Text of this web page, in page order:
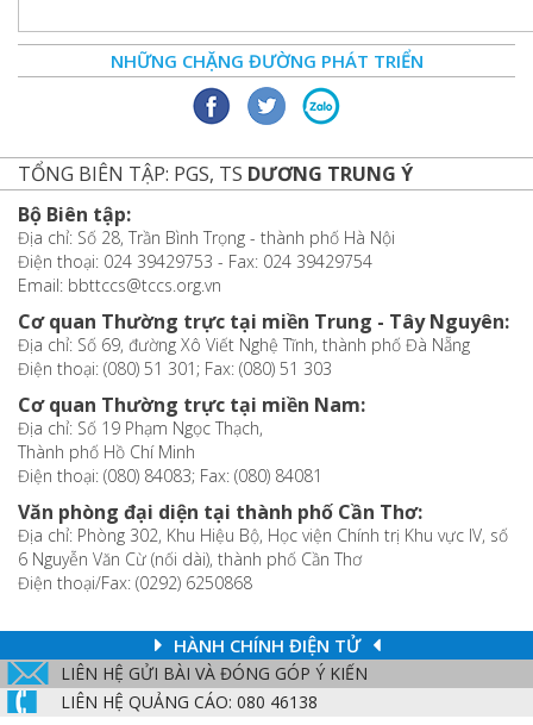
NHỮNG CHẶNG ĐƯỜNG PHÁT TRIỂN
TỔNG BIÊN TẬP: PGS, TS DƯƠNG TRUNG Ý
Bộ Biên tập:
Địa chỉ: Số 28, Trần Bình Trọng - thành phố Hà Nội
Điện thoại: 024 39429753 - Fax: 024 39429754
Email: bbttccs@tccs.org.vn
Cơ quan Thường trực tại miền Trung - Tây Nguyên:
Địa chỉ: Số 69, đường Xô Viết Nghệ Tĩnh, thành phố Đà Nẵng
Điện thoại: (080) 51 301; Fax: (080) 51 303
Cơ quan Thường trực tại miền Nam:
Địa chỉ: Số 19 Phạm Ngọc Thạch,
Thành phố Hồ Chí Minh
Điện thoại: (080) 84083; Fax: (080) 84081
Văn phòng đại diện tại thành phố Cần Thơ:
Địa chỉ: Phòng 302, Khu Hiệu Bộ, Học viện Chính trị Khu vực IV, số
6 Nguyễn Văn Cừ (nối dài), thành phố Cần Thơ
Điện thoại/Fax: (0292) 6250868
HÀNH CHÍNH ĐIỆN TỬ
LIÊN HỆ GỬI BÀI VÀ ĐÓNG GÓP Ý KIẾN
LIÊN HỆ QUẢNG CÁO: 080 46138